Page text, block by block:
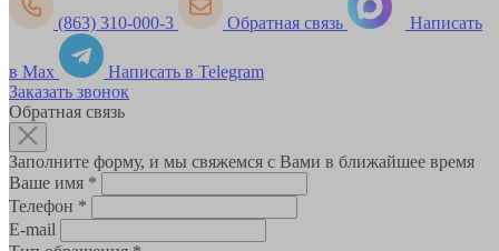
(863) 310-000-3 Обратная связь Написать
в Max
Написать в Telegram
Заказать звонок
Обратная связь
Заполните форму, и мы свяжемся с Вами в ближайшее время
Ваше имя *
Телефон *
E-mail